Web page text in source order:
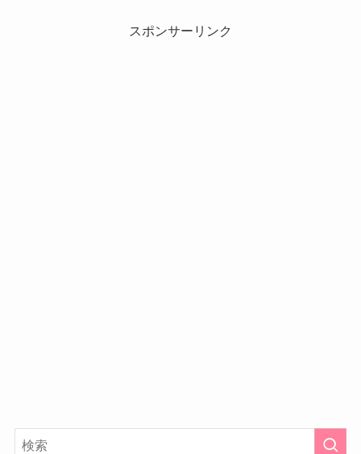
スポンサーリンク